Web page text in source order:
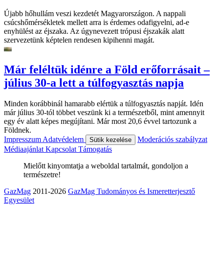
Újabb hőhullám veszi kezdetét Magyarországon. A nappali
csúcshőmérsékletek mellett arra is érdemes odafigyelni, ad-e
enyhülést az éjszaka. Az úgynevezett trópusi éjszakák alatt
szervezetünk képtelen rendesen kipihenni magát.
Már feléltük idénre a Föld erőforrásait –
július 30-a lett a túlfogyasztás napja
Minden korábbinál hamarabb elértük a túlfogyasztás napját. Idén
már július 30-tól többet veszünk ki a természetből, mint amennyit
egy év alatt képes megújítani. Már most 20,6 évvel tartozunk a
Földnek.
Impresszum Adatvédelem Sütik kezelése
Moderációs szabályzat
Médiaajánlat Kapcsolat Támogatás
Mielőtt kinyomtatja a weboldal tartalmát, gondoljon a
természetre!
GazMag 2011-2026 GazMag Tudományos és Ismeretterjesztő
Egyesület